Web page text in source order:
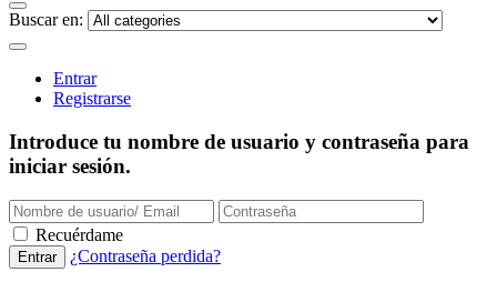
Buscar en:
Entrar
Registrarse
Introduce tu nombre de usuario y contraseña para
iniciar sesión.
Recuérdame
¿Contraseña perdida?